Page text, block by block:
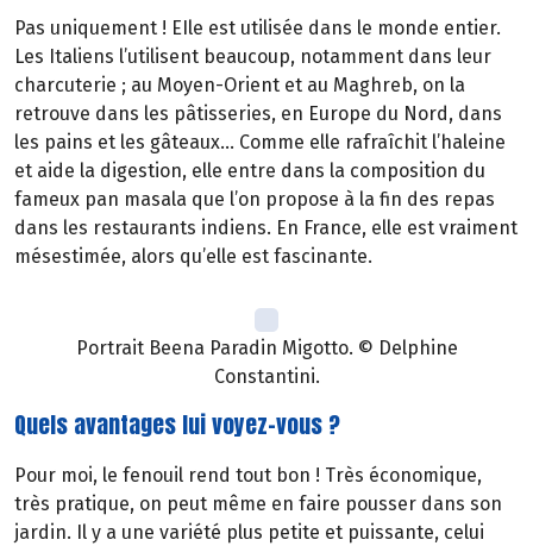
Pas uniquement ! EIle est utilisée dans le monde entier.
Les Italiens l’utilisent beaucoup, notamment dans leur
charcuterie ; au Moyen-Orient et au Maghreb, on la
retrouve dans les pâtisseries, en Europe du Nord, dans
les pains et les gâteaux… Comme elle rafraîchit l’haleine
et aide la digestion, elle entre dans la composition du
fameux pan masala que l’on propose à la fin des repas
dans les restaurants indiens. En France, elle est vraiment
mésestimée, alors qu’elle est fascinante.
Portrait Beena Paradin Migotto. © Delphine
Constantini.
Quels avantages lui voyez-vous ?
Pour moi, le fenouil rend tout bon ! Très économique,
très pratique, on peut même en faire pousser dans son
jardin. Il y a une variété plus petite et puissante, celui